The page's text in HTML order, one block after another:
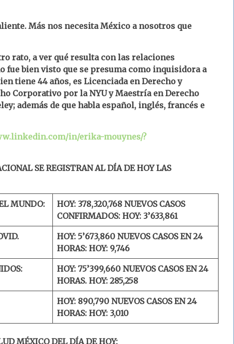
Más nos necesita México a nosotros que
rato, a ver qué resulta con las relaciones
fue bien visto que se presuma como inquisidora a
tiene 44 años, es Licenciada en Derecho y
Corporativo por la NYU y Maestría en Derecho
además de que habla español, inglés, francés e
in/erika-mouynes/?
SE REGISTRAN AL DÍA DE HOY LAS
MUNDO:
HOY: 378,320,768 NUEVOS CASOS
CONFIRMADOS: HOY: 3’633,861
HOY: 5’673,860 NUEVOS CASOS EN 24
HORAS: HOY: 9,746
HOY: 75’399,660 NUEVOS CASOS EN 24
HORAS. HOY: 285,258
HOY: 890,790 NUEVOS CASOS EN 24
HORAS: HOY: 3,010
MÉXICO DEL DÍA DE HOY: